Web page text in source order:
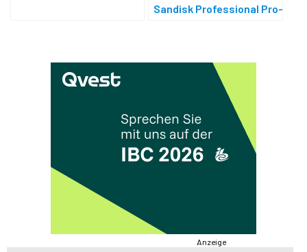
Sandisk Professional Pro-
Anzeige